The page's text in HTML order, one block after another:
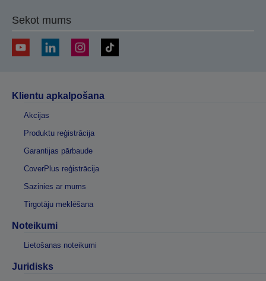
Sekot mums
Klientu apkalpošana
Akcijas
Produktu reģistrācija
Garantijas pārbaude
CoverPlus reģistrācija
Sazinies ar mums
Tirgotāju meklēšana
Noteikumi
Lietošanas noteikumi
Juridisks